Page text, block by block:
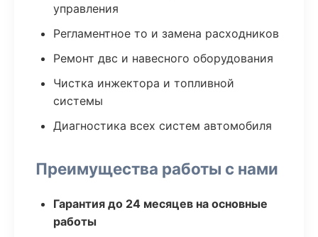
управления
Регламентное то и замена расходников
Ремонт двс и навесного оборудования
Чистка инжектора и топливной
системы
Диагностика всех систем автомобиля
Преимущества работы с нами
Гарантия до 24 месяцев на основные
работы